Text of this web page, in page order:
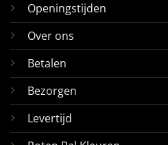
Openingstijden
Over ons
Betalen
Bezorgen
Levertijd